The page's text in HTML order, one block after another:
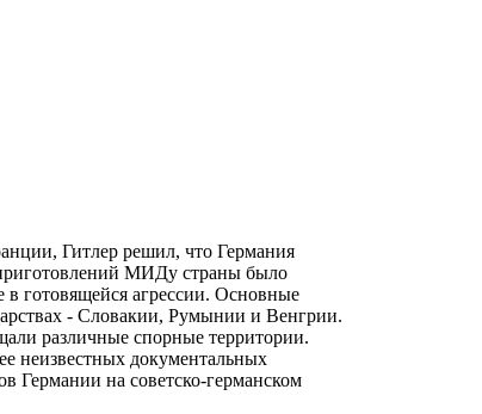
Гитлер решил, что Германия
МИДу страны было
в готовящейся агрессии. Основные
- Словакии, Румынии и Венгрии.
различные спорные территории.
неизвестных документальных
Германии на советско-германском